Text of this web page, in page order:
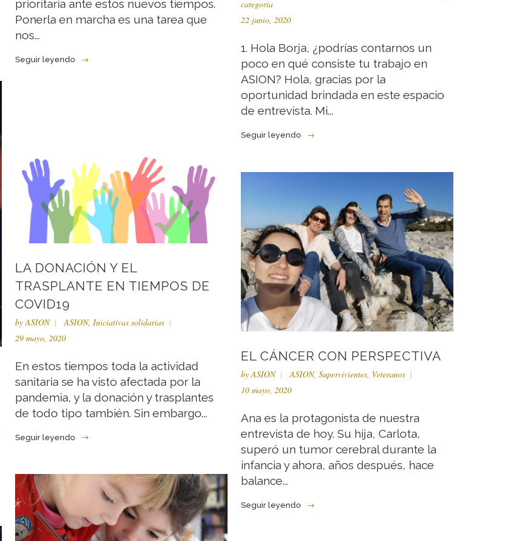
prioritaria ante estos nuevos tiempos.
Ponerla en marcha es una tarea que
nos...
Seguir leyendo
categoría
22 junio, 2020
1. Hola Borja, ¿podrías contarnos un
poco en qué consiste tu trabajo en
ASION? Hola, gracias por la
oportunidad brindada en este espacio
de entrevista. Mi...
Seguir leyendo
LA DONACIÓN Y EL
TRASPLANTE EN TIEMPOS DE
COVID19
by ASION ASION, Iniciativas solidarias
29 mayo, 2020
En estos tiempos toda la actividad
sanitaria se ha visto afectada por la
pandemia, y la donación y trasplantes
de todo tipo también. Sin embargo...
Seguir leyendo
EL CÁNCER CON PERSPECTIVA
byASION ASION, Supervivientes, Veteranos
10 mayo, 2020
Ana es la protagonista de nuestra
entrevista de hoy. Su hija, Carlota,
superó un tumor cerebral durante la
infancia y ahora, años después, hace
balance...
Seguir leyendo